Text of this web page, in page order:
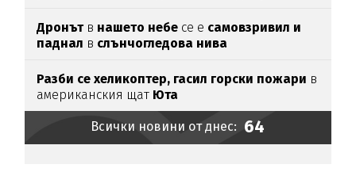
Дронътв нашето небе се е самовзривил и
паднал в слънчогледова нива
Разби се хеликоптер, гасил горски пожари в
американския щат Юта
Всички новини от днес: 64